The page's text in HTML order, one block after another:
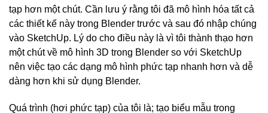
tạp hơn một chút. Cần lưu ý rằng tôi đã mô hình hóa tất cả
các thiết kế này trong Blender trước và sau đó nhập chúng
vào SketchUp. Lý do cho điều này là vì tôi thành thạo hơn
một chút về mô hình 3D trong Blender so với SketchUp
nên việc tạo các dạng mô hình phức tạp nhanh hơn và dễ
dàng hơn khi sử dụng Blender.
Quá trình (hơi phức tạp) của tôi là; tạo biểu mẫu trong